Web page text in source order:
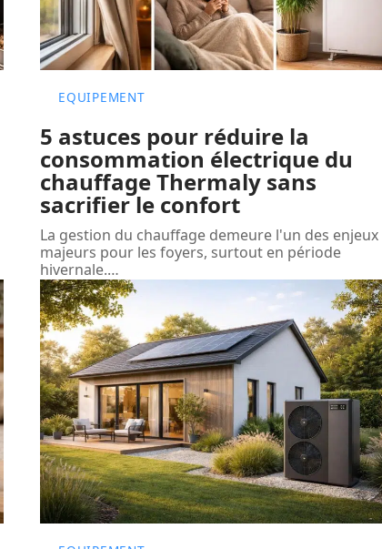
EQUIPEMENT
5 astuces pour réduire la
consommation électrique du
chauffage Thermaly sans
sacrifier le confort
La gestion du chauffage demeure l'un des enjeux
majeurs pour les foyers, surtout en période
hivernale.…